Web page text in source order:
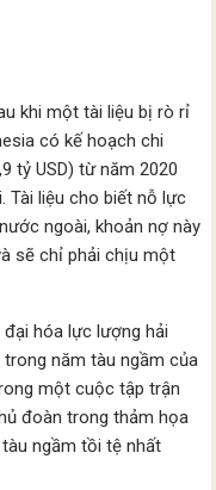
khi một tài liệu bị rò rỉ
có kế hoạch chi
tỷ USD) từ năm 2020
Tài liệu cho biết nỗ lực
ngoài, khoản nợ này
sẽ chỉ phải chịu một
hóa lực lượng hải
năm tàu ​​ngầm của
một cuộc tập trận
đoàn trong thảm họa
ngầm tồi tệ nhất